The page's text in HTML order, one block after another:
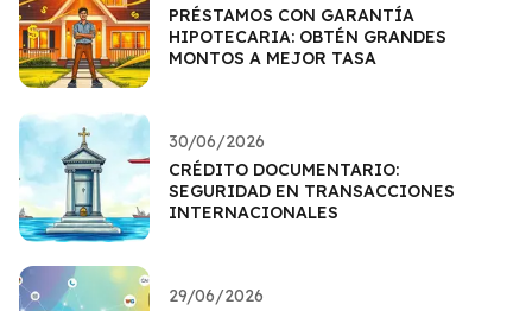
PRÉSTAMOS CON GARANTÍA
HIPOTECARIA: OBTÉN GRANDES
MONTOS A MEJOR TASA
30/06/2026
CRÉDITO DOCUMENTARIO:
SEGURIDAD EN TRANSACCIONES
INTERNACIONALES
29/06/2026